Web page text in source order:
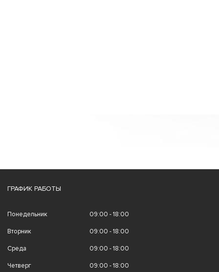
ГРАФИК РАБОТЫ
Понедельник 09:00 - 18:00
Вторник 09:00 - 18:00
Среда 09:00 - 18:00
Четверг 09:00 - 18:00